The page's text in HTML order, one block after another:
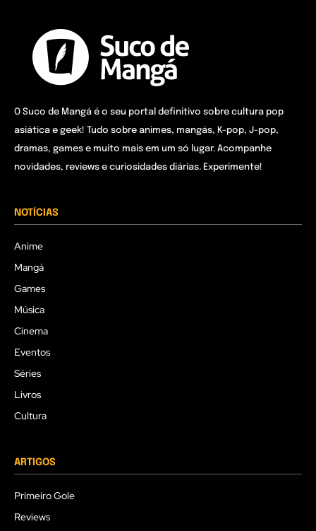
O Suco de Mangá é o seu portal definitivo sobre cultura pop
asiática e geek! Tudo sobre animes, mangás, K-pop, J-pop,
dramas, games e muito mais em um só lugar. Acompanhe
novidades, reviews e curiosidades diárias. Experimente!
NOTÍCIAS
Anime
Mangá
Games
Música
Cinema
Eventos
Séries
Livros
Cultura
ARTIGOS
Primeiro Gole
Reviews